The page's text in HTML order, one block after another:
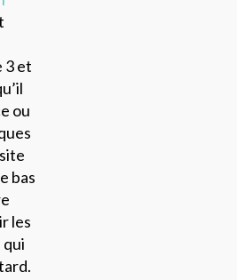
3 et
ou
bas
les
qui